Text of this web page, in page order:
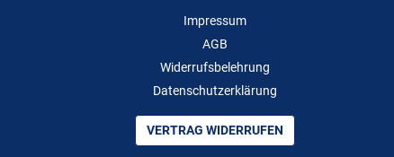
Impressum
AGB
Widerrufsbelehrung
Datenschutzerklärung
VERTRAG WIDERRUFEN